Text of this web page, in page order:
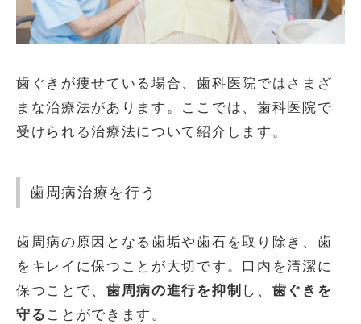
歯ぐきが痩せている場合、歯科医院ではさまざ
まな治療法があります。ここでは、歯科医院で
受けられる治療法について紹介します。
歯周病治療を行う
歯周病の原因となる歯垢や歯石を取り除き、歯
をキレイに保つことが大切です。口内を清潔に
保つことで、歯周病の進行を抑制 し、 歯ぐきを
守る ことができます。